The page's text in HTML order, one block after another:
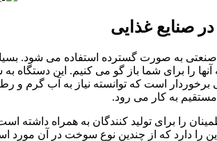
صنایع غذایی
به صورت گسترده استفاده می شود.
را برای شما باز گو می کنیم. این
است که توانسته نیاز به آب گرم
به کار می رود.
را برای تولید کنندگان به همراه
را دارد که از چندین نوع سوخت در آن مورد